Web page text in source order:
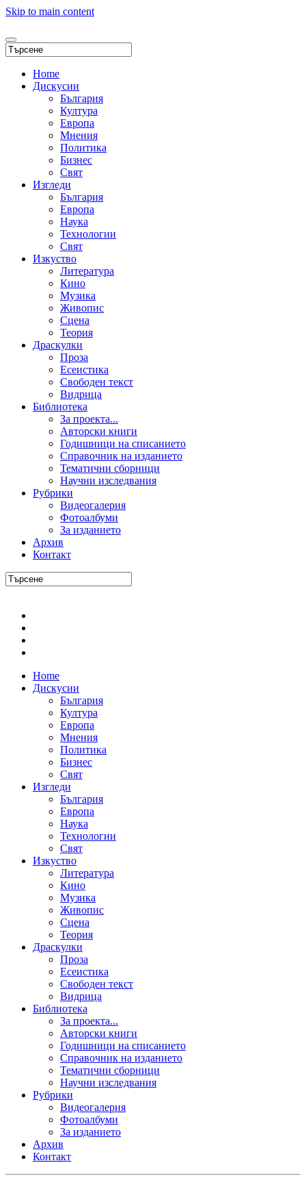
Skip to main content
Home
Дискусии
България
Култура
Европа
Мнения
Политика
Бизнес
Свят
Изгледи
България
Европа
Наука
Технологии
Свят
Изкуство
Литература
Кино
Музика
Живопис
Сцена
Теория
Драскулки
Проза
Есеистика
Свободен текст
Видрица
Библиотека
За проекта...
Авторски книги
Годишници на списанието
Справочник на изданието
Тематични сборници
Научни изследвания
Рубрики
Видеогалерия
Фотоалбуми
За изданието
Архив
Контакт
Home
Дискусии
България
Култура
Европа
Мнения
Политика
Бизнес
Свят
Изгледи
България
Европа
Наука
Технологии
Свят
Изкуство
Литература
Кино
Музика
Живопис
Сцена
Теория
Драскулки
Проза
Есеистика
Свободен текст
Видрица
Библиотека
За проекта...
Авторски книги
Годишници на списанието
Справочник на изданието
Тематични сборници
Научни изследвания
Рубрики
Видеогалерия
Фотоалбуми
За изданието
Архив
Контакт